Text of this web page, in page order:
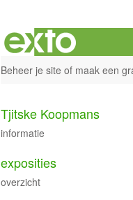
Beheer je site of maak een
Tjitske Koopmans
informatie
exposities
overzicht